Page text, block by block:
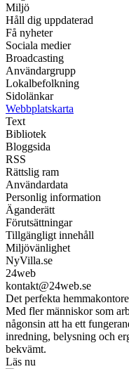
Miljö
Håll dig uppdaterad
Få nyheter
Sociala medier
Broadcasting
Användargrupp
Lokalbefolkning
Sidolänkar
Webbplatskarta
Text
Bibliotek
Bloggsida
RSS
Rättslig ram
Användardata
Personlig information
Äganderätt
Förutsättningar
Tillgängligt innehåll
Miljövänlighet
NyVilla.se
24web
kontakt@24web.se
Det perfekta
Med fler människor som
någonsin att ha ett
inredning, belysning och
bekvämt.
Läs nu